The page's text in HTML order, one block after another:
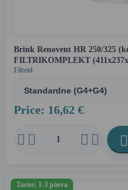
Brink Renovent HR 250/325
FILTRIKOMPLEKT
Filtrid
Price: 16,62 €
    
Tarne: 1-3 päeva